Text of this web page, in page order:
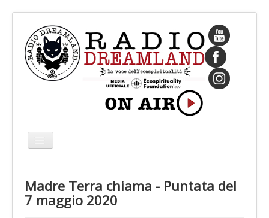
Cambia
navigazione
CHI SIAMO
IL FONDATORE
Madre Terra chiama - Puntata del
7 maggio 2020